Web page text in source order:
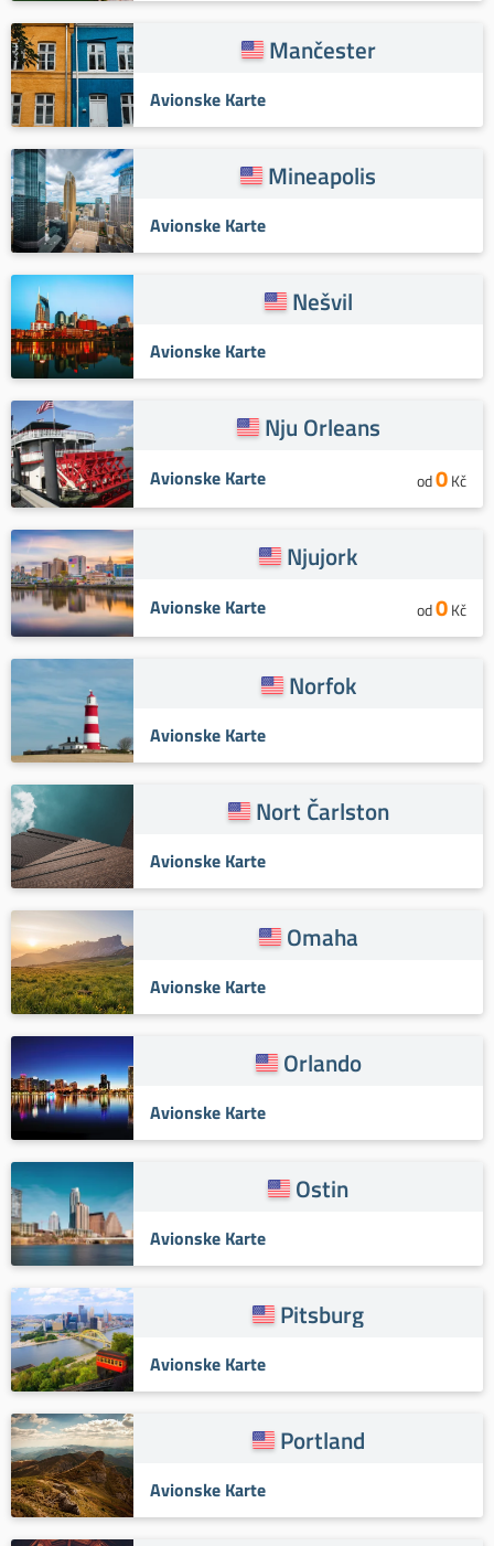
Mančester
Avionske Karte
Mineapolis
Avionske Karte
Nešvil
Avionske Karte
Nju Orleans
Avionske Karte od0Kč
Njujork
Avionske Karte od0Kč
Norfok
Avionske Karte
Nort Čarlston
Avionske Karte
Omaha
Avionske Karte
Orlando
Avionske Karte
Ostin
Avionske Karte
Pitsburg
Avionske Karte
Portland
Avionske Karte